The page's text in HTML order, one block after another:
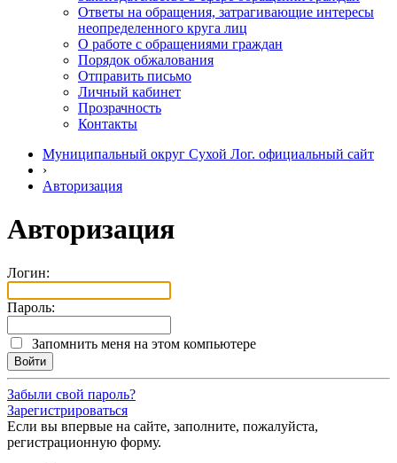
Ответы на обращения, затрагивающие интересы
неопределенного круга лиц
О работе с обращениями граждан
Порядок обжалования
Отправить письмо
Личный кабинет
Прозрачность
Контакты
Муниципальный округ Сухой Лог. официальный сайт
›
Авторизация
Авторизация
Логин:
Пароль:
Запомнить меня на этом компьютере
Забыли свой пароль?
Зарегистрироваться
Если вы впервые на сайте, заполните, пожалуйста,
регистрационную форму.